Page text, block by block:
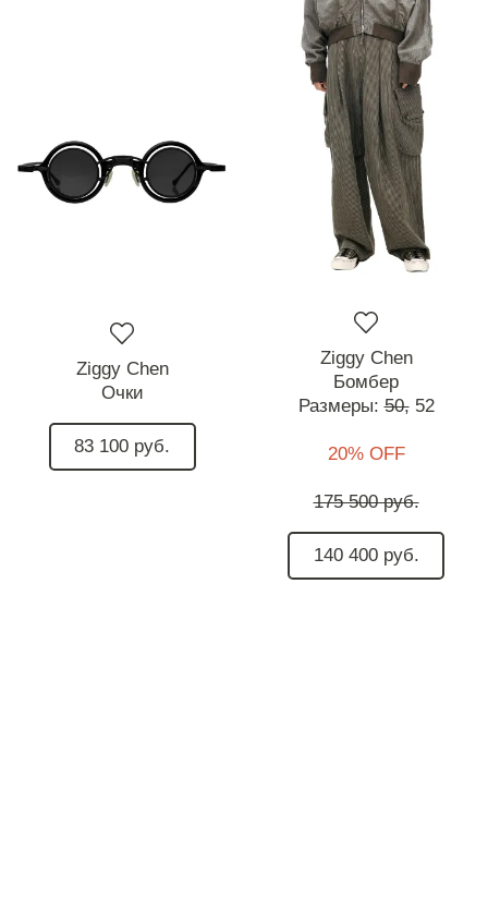
Ziggy Chen
Очки
83 100 руб.
Ziggy Chen
Бомбер
Размеры:50, 52
20% OFF
175 500 руб.
140 400 руб.